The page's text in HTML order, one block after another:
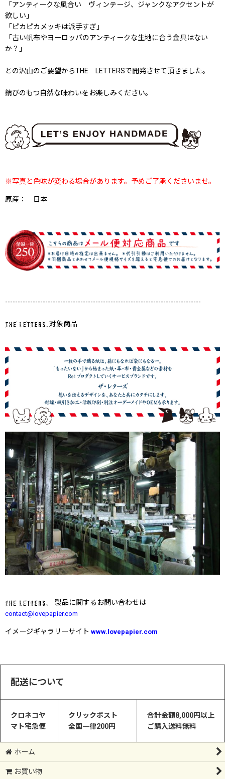
「アンティークな風合い ヴィンテージ、ジャンクなアクセントが
欲しい」
「ピカピカメッキは派手すぎ」
「古い帆布やヨーロッパのアンティークな生地に合う金具はない
か？」
との沢山のご要望からTHE LETTERSで開発させて頂きました。
錆びのもつ自然な味わいをお楽しみください。
※写真と色味が変わる場合があります。予めご了承くださいませ。
原産： 日本
------------------------------------------------------------------------------
対象商品
製品に関するお問い合わせは
contact@lovepapier.com
イメージギャラリーサイト www.lovepapier.com
配送について
クロネコヤ
マト宅急便
クリックポスト
全国一律200円
合計金額8,000円以上
ご購入送料無料
ホーム
お買い物